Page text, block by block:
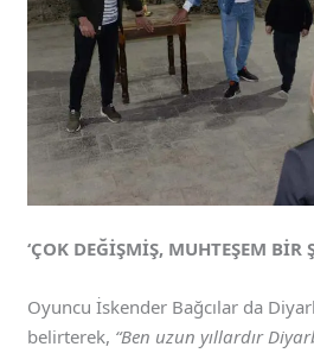
‘ÇOK DEĞİŞMİŞ, MUHTEŞEM BİR
Oyuncu İskender Bağcılar da
belirterek, “Ben uzun yıllardır